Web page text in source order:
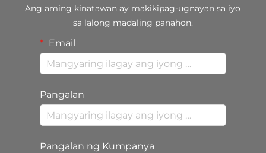
Ang aming kinatawan ay makikipag-ugnayan sa iyo
sa lalong madaling panahon.
Email
Pangalan
Pangalan ng Kumpanya